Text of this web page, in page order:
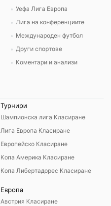
Уефа Лига Европа
Лига на конференциите
Международен футбол
Други спортове
Коментари и анализи
Турнири
Шампионска лига Класиране
Лига Европа Класиране
Европейско Класиране
Копа Америка Класиране
Копа Либертадорес Класиране
Европа
Австрия Класиране